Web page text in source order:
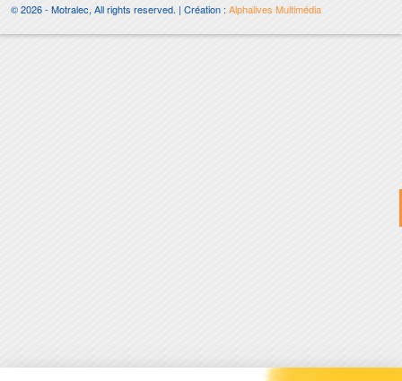
© 2026 - Motralec, All rights reserved. | Création : Alphalives Multimédia